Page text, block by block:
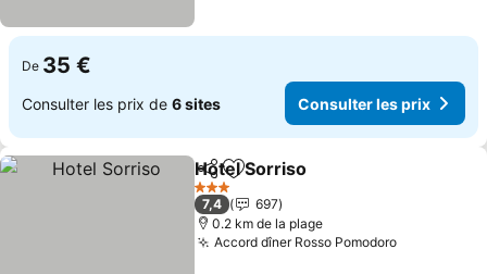
De 35 €
Consulter les prix de 6 sites Consulter les prix
PartagerAjouter à mes favoris
Hotel Sorriso
3 Étoiles
7,4
697
0.2 km de la plage
Accord dîner Rosso Pomodoro